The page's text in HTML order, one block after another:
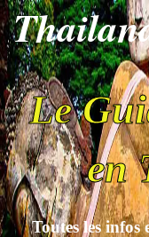
Le
en
Toutes les